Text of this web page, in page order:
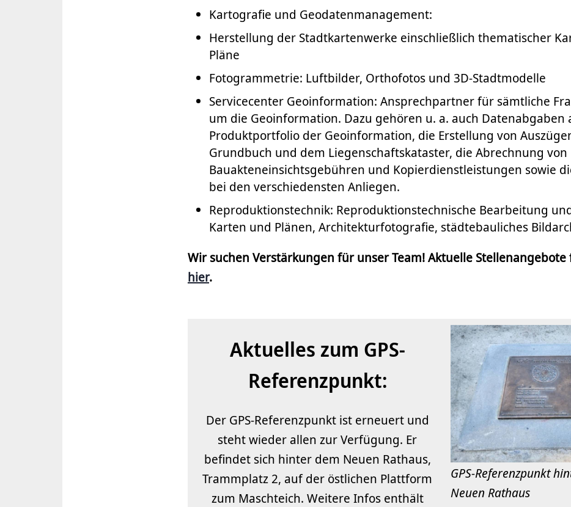
Kartografie und Geodatenmanagement:
Herstellung der Stadtkartenwerke einschließlich thematischer
Pläne
Fotogrammetrie: Luftbilder, Orthofotos und 3D-Stadtmodelle
Servicecenter Geoinformation: Ansprechpartner für sämtliche
um die Geoinformation. Dazu gehören u. a. auch Datenabgaben
Produktportfolio der Geoinformation, die Erstellung von
Grundbuch und dem Liegenschaftskataster, die Abrechnung von
Bauakteneinsichtsgebühren und Kopierdienstleistungen sowie
bei den verschiedensten Anliegen.
Reproduktionstechnik: Reproduktionstechnische Bearbeitung
Karten und Plänen, Architekturfotografie, städtebauliches
Wir suchen Verstärkungen für unser Team! Aktuelle Stellenangebote
hier.
GPS-Referenzpunkt
Neuen Rathaus
Aktuelles zum GPS-
Referenzpunkt:
Der GPS-Referenzpunkt ist erneuert und
steht wieder allen zur Verfügung. Er
befindet sich hinter dem Neuen Rathaus,
Trammplatz 2, auf der östlichen Plattform
zum Maschteich. Weitere Infos enthält